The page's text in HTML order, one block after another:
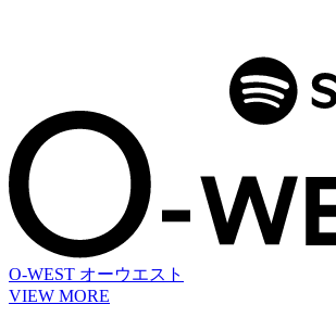
O-WEST オーウエスト
VIEW MORE